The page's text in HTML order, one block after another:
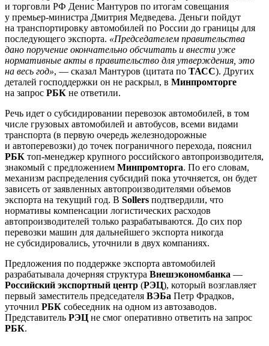
и торговли РФ Денис Мантуров по итогам совещания
у премьер-министра Дмитрия Медведева. Деньги пойдут
на транспортировку автомобилей по России до границы для
последующего экспорта. «Председателем правительства
дано поручение окончательно обсчитать и внести уже
нормативные акты в правительство для утверждения, это
на весь год», — сказал Мантуров (цитата по ТАСС). Других
деталей господдержки он не раскрыл, в Минпромторге
на запрос РБК не ответили.
Речь идет о субсидировании перевозок автомобилей, в том
числе грузовых автомобилей и автобусов, всеми видами
транспорта (в первую очередь железнодорожные
и автоперевозки) до точек пограничного перехода, пояснил
РБК топ-менеджер крупного российского автопроизводителя,
знакомый с предложением Минпромторга. По его словам,
механизм распределения субсидий пока уточняется, он будет
зависеть от заявленных автопроизводителями объемов
экспорта на текущий год. В Sollers подтвердили, что
нормативы компенсации логистических расходов
автопроизводителей только разрабатываются. До сих пор
перевозки машин для дальнейшего экспорта никогда
не субсидировались, уточнили в двух компаниях.
Предложения по поддержке экспорта автомобилей
разрабатывала дочерняя структура Внешэкономбанка —
Российский экспортный центр (РЭЦ), который возглавляет
первый заместитель председателя ВЭБа Петр Фрадков,
уточнил РБК собеседник на одном из автозаводов.
Представитель РЭЦ не смог оперативно ответить на запрос
РБК.